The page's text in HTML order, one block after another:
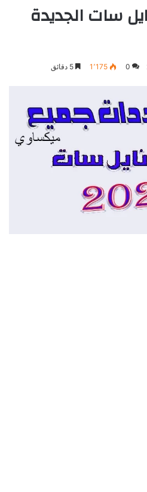
سات الجديدة
0 1٬175